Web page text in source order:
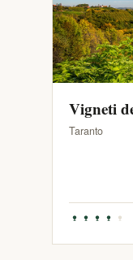
Vigneti
Taranto